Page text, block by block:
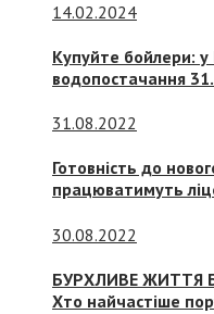
14.02.2024
Купуйте бойлери: у
водопостачання
31.08.2022
Готовність до
працюватимуть
30.08.2022
БУРХЛИВЕ ЖИТТЯ
Хто найчастіше